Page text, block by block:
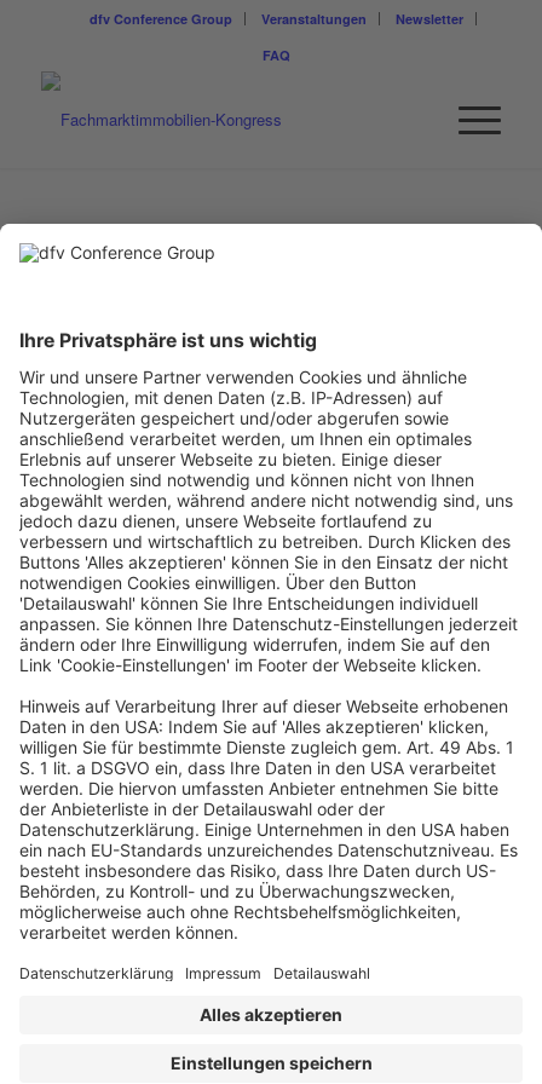
dfv Conference Group Veranstaltungen
Newsletter
FAQ
BETREUUNGS- UND
MBH
Brooktorkai 22
20457 Hamburg
Telefon: +49 (40) 60 09 07-0
Telefax:+49 (40) 60 09 07-499
www.hbb.de
Ein Business-Event von:
© dfv Conference Group GmbH